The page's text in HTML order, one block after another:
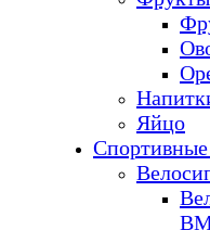
Яйцо